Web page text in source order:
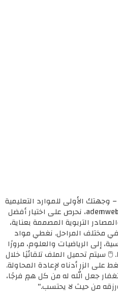
🎓 مرحبًا بك في ademweb.com – وجهتك الأولى للموارد التعليمية
المجانية والمميزة! 📚 في ademweb.com، نحرص على اختيار أفضل
التربوية المصممة بعناية،
مختلف المراحل. نغطي مواد
إلى الرياضيات والعلوم، مرورًا
🖱️ سيتم تحميل الملف تلقائيًا خلال
على الزر أدناه لإعادة المحاولة.
جعل الله له من كل همٍ فرجًا،
من حيث لا يحتسب."